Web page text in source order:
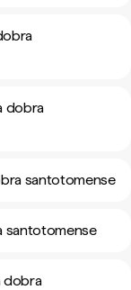
dobra
santotomense
santotomense
dobra